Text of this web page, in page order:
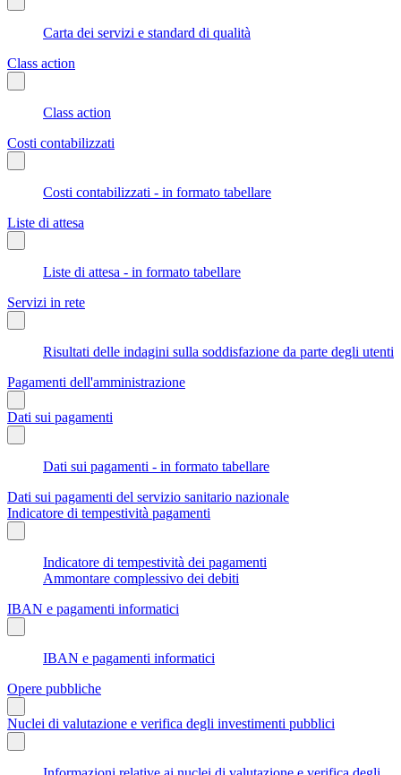
Carta dei servizi e standard di qualità
Class action
Class action
Costi contabilizzati
Costi contabilizzati - in formato tabellare
Liste di attesa
Liste di attesa - in formato tabellare
Servizi in rete
Risultati delle indagini sulla soddisfazione da parte degli utenti
Pagamenti dell'amministrazione
Dati sui pagamenti
Dati sui pagamenti - in formato tabellare
Dati sui pagamenti del servizio sanitario nazionale
Indicatore di tempestività pagamenti
Indicatore di tempestività dei pagamenti
Ammontare complessivo dei debiti
IBAN e pagamenti informatici
IBAN e pagamenti informatici
Opere pubbliche
Nuclei di valutazione e verifica degli investimenti pubblici